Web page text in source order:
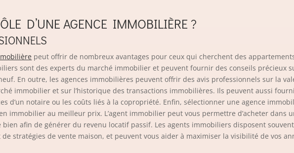
D’UNE AGENCE IMMOBILIÈRE ?
peut offrir de nombreux avantages pour ceux qui cherchent des
sont des experts du marché immobilier et peuvent fournir des conseils précieux
En outre, les agences immobilières peuvent offrir des avis professionnels sur la
immobilier et sur l’historique des transactions immobilières. Ils peuvent aussi
d’un notaire ou les coûts liés à la copropriété. Enfin, sélectionner une agence
immobilier au meilleur prix. L’agent immobilier peut vous permettre d’acheter dans
afin de générer du revenu locatif passif. Les agents immobiliers disposent
de stratégies de vente maison, et peuvent vous aider à maximiser la visibilité de vos